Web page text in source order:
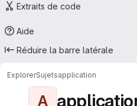
Extraits de code
Aide
Réduire la barre latérale
ExplorerSujetsapplication
A